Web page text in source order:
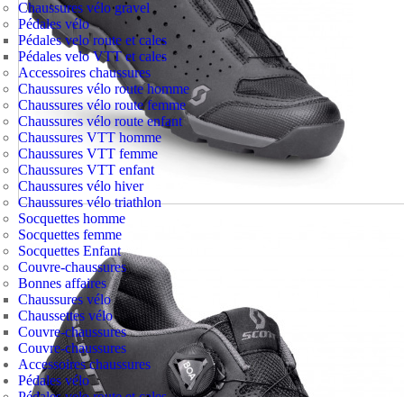
Chaussures vélo gravel
Pédales vélo
Pédales velo route et cales
Pédales velo VTT et cales
Accessoires chaussures
Chaussures vélo route homme
Chaussures vélo route femme
Chaussures vélo route enfant
Chaussures VTT homme
Chaussures VTT femme
Chaussures VTT enfant
Chaussures vélo hiver
Chaussures vélo triathlon
Socquettes homme
Socquettes femme
Socquettes Enfant
Couvre-chaussures
Bonnes affaires
Chaussures vélo
Chaussettes vélo
Couvre-chaussures
Couvre-chaussures
Accessoires chaussures
Pédales vélo